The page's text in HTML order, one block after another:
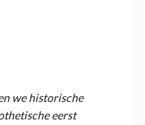
we historische
eerst